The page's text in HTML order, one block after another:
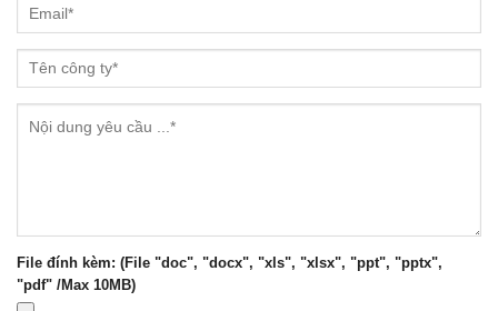
File đính kèm: (File "doc", "docx", "xls", "xlsx", "ppt", "pptx",
"pdf" /Max 10MB)